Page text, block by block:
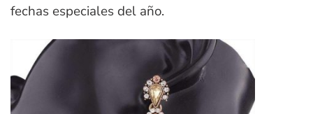
fechas especiales del año.